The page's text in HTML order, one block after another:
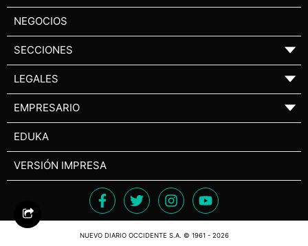
NEGOCIOS
SECCIONES ▼
LEGALES ▼
EMPRESARIO ▼
EDUKA
VERSIÓN IMPRESA
NUEVO DIARIO OCCIDENTE S.A. © 1961 - 2026